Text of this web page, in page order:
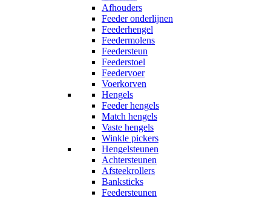
Afhouders
Feeder onderlijnen
Feederhengel
Feedermolens
Feedersteun
Feederstoel
Feedervoer
Voerkorven
Hengels
Feeder hengels
Match hengels
Vaste hengels
Winkle pickers
Hengelsteunen
Achtersteunen
Afsteekrollers
Banksticks
Feedersteunen